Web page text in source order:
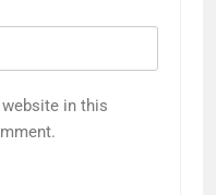
website in this